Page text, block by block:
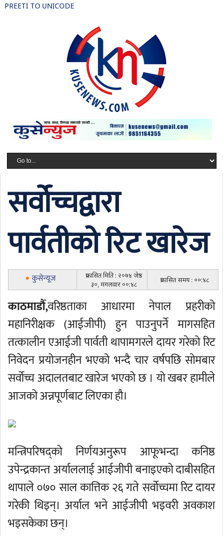
PREETI TO UNICODE
सर्वोच्चद्वारा
पार्वतीको रिट खारेज
कुसेन्यूज
प्रकासित मिति : २०७४ जेष्ठ
३०, मंगलवार ००:४८
प्रकासित समय : ००:४८
काठमाडाैँ,वरिष्ठताका आधारमा नेपाल प्रहरीको
महानिरीक्षक (आईजीपी) हुन पाउनुपर्ने मागसहित
तत्कालीन एआईजी पार्वती थापामगरले दायर गरेको रिट
निवेदन प्रयोजनहीन भएको भन्दै चार वर्षपछि सोमबार
सर्वोच्च अदालतबाट खारेज भएको छ । यो खबर हामीले
आजको अन्नपूर्णबाट लिएका हौ।
मन्त्रिपरिषद्को निर्णयअनुरूप आफूभन्दा कनिष्ठ
उपेन्द्रकान्त अर्याललाई आईजीपी बनाइएको दाबीसहित
थापाले ०७० साल कात्तिक २६ गते सर्वोच्चमा रिट दायर
गरेकी थिइन्। अर्याल भने आईजीपी भइवरी अवकाश
भइसकेका छन्।